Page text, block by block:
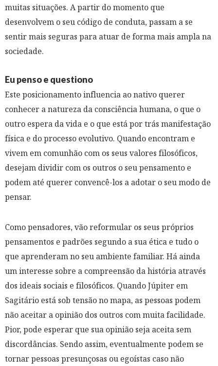
muitas situações. A partir do momento que
desenvolvem o seu código de conduta, passam a se
sentir mais seguras para atuar de forma mais ampla na
sociedade.
Eu penso e questiono
Este posicionamento influencia ao nativo querer
conhecer a natureza da consciência humana, o que o
outro espera da vida e o que está por trás manifestação
física e do processo evolutivo. Quando encontram e
vivem em comunhão com os seus valores filosóficos,
desejam dividir com os outros o seu pensamento e
podem até querer convencê-los a adotar o seu modo de
pensar.
Como pensadores, vão reformular os seus próprios
pensamentos e padrões segundo a sua ética e tudo o
que aprenderam no seu ambiente familiar. Há ainda
um interesse sobre a compreensão da história através
dos ideais sociais e filosóficos. Quando Júpiter em
Sagitário está sob tensão no mapa, as pessoas podem
não aceitar a opinião dos outros com muita facilidade.
Pior, pode esperar que sua opinião seja aceita sem
discordâncias. Sendo assim, eventualmente podem se
tornar pessoas presunçosas ou egoístas caso não